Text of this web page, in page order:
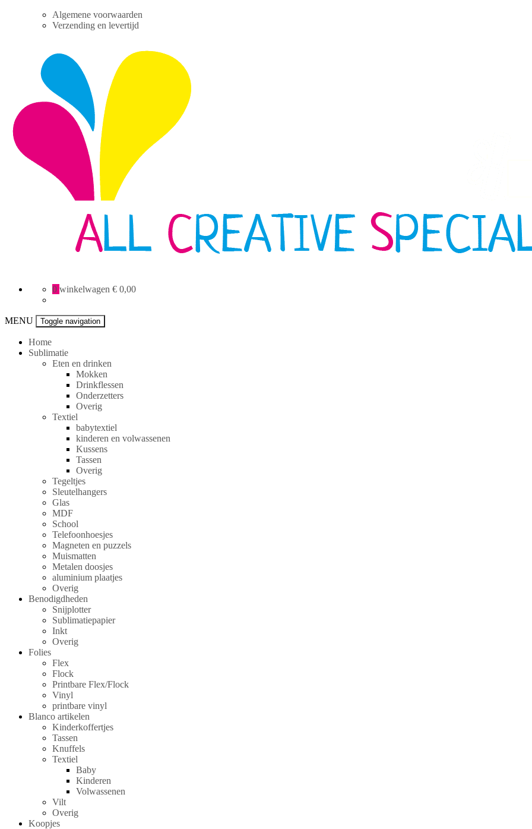
Algemene voorwaarden
Verzending en levertijd
Creative
0 winkelwagen € 0,00
MENU Toggle navigation
Home
Sublimatie
Eten en drinken
Mokken
Drinkflessen
Onderzetters
Overig
Textiel
babytextiel
kinderen en volwassenen
Kussens
Tassen
Overig
Tegeltjes
Sleutelhangers
Glas
MDF
School
Telefoonhoesjes
Magneten en puzzels
Muismatten
Metalen doosjes
aluminium plaatjes
Overig
Benodigdheden
Snijplotter
Sublimatiepapier
Inkt
Overig
Folies
Flex
Flock
Printbare Flex/Flock
Vinyl
printbare vinyl
Blanco artikelen
Kinderkoffertjes
Tassen
Knuffels
Textiel
Baby
Kinderen
Volwassenen
Vilt
Overig
Koopjes